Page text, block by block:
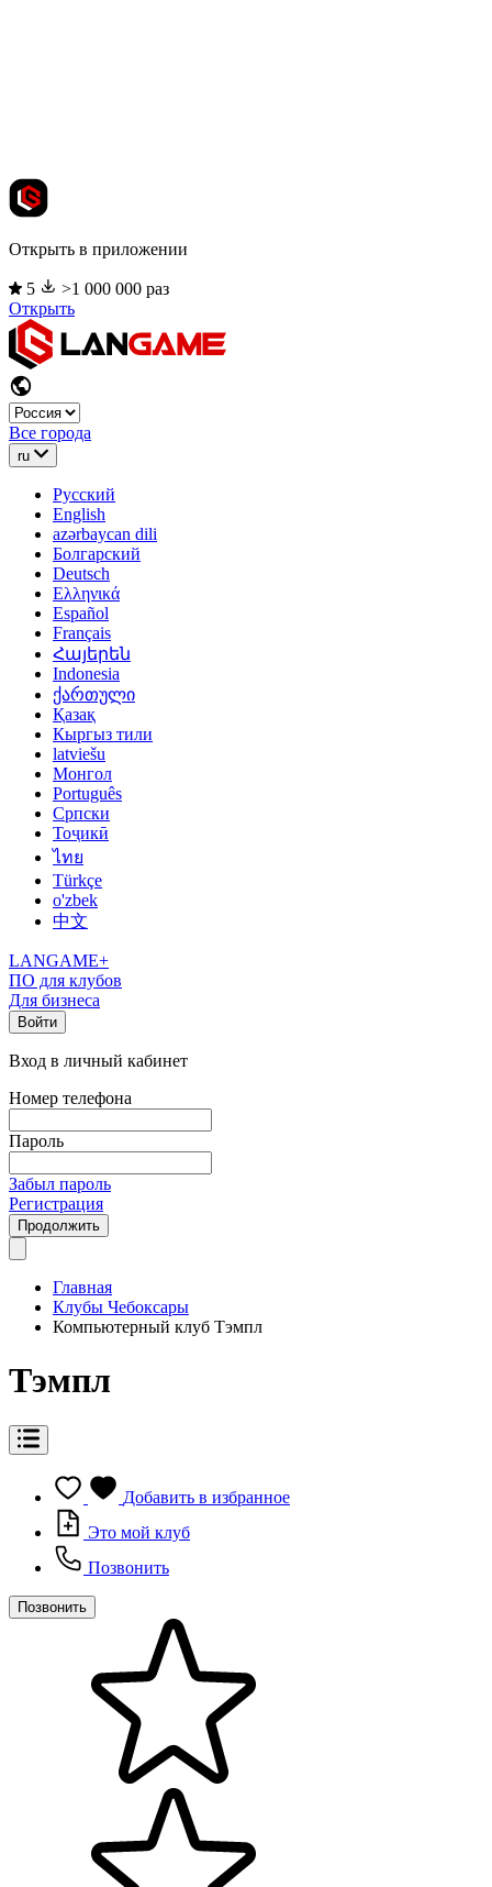
Открыть в приложении
5
>1 000 000 раз
Открыть
Все города
ru
Русский
English
azərbaycan dili
Болгарский
Deutsch
Ελληνικά
Español
Français
Հայերեն
Indonesia
ქართული
Қазақ
Кыргыз тили
latviešu
Монгол
Português
Српски
Тоҷикӣ
ไทย
Türkçe
o'zbek
中文
LANGAME+
ПО для клубов
Для бизнеса
Войти
Вход в личный кабинет
Номер телефона
Пароль
Забыл пароль
Регистрация
Продолжить
Главная
Клубы Чебоксары
Компьютерный клуб Тэмпл
Тэмпл
Добавить в избранное
Это мой клуб
Позвонить
Позвонить